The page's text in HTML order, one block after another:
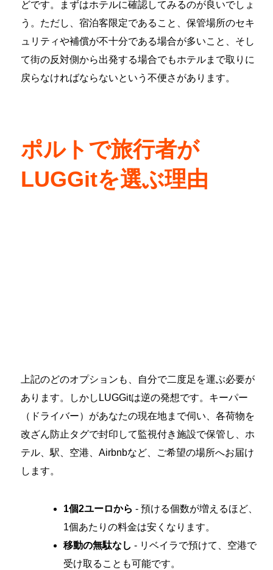
どです。まずはホテルに確認してみるのが良いでしょ
う。ただし、宿泊客限定であること、保管場所のセキ
ュリティや補償が不十分である場合が多いこと、そし
て街の反対側から出発する場合でもホテルまで取りに
戻らなければならないという不便さがあります。
ポルトで旅行者が
LUGGitを選ぶ理由
上記のどのオプションも、自分で二度足を運ぶ必要が
あります。しかしLUGGitは逆の発想です。キーパー
（ドライバー）があなたの現在地まで伺い、各荷物を
改ざん防止タグで封印して監視付き施設で保管し、ホ
テル、駅、空港、Airbnbなど、ご希望の場所へお届け
します。
1個2ユーロから - 預ける個数が増えるほど、
1個あたりの料金は安くなります。
移動の無駄なし - リベイラで預けて、空港で
受け取ることも可能です。